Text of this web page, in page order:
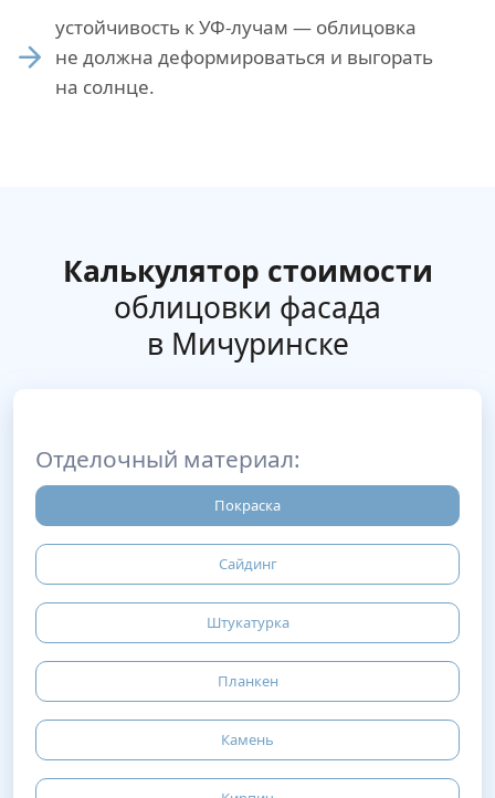
устойчивость к УФ-лучам — облицовка
не должна деформироваться и выгорать
на солнце.
Калькулятор стоимости
облицовки фасада
в Мичуринске
Отделочный материал:
Покраска
Сайдинг
Штукатурка
Планкен
Камень